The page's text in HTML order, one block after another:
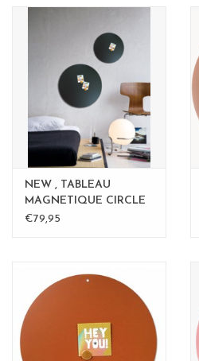
NEW , TABLEAU
MAGNETIQUE CIRCLE
Rouille 40cm - Copy
€79,95